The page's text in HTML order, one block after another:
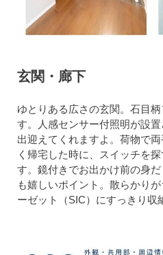
玄関・廊下
ゆとりある広さの玄関。石目
す。人感センサー付照明が設
出迎えてくれますよ。荷物で
く帰宅した時に、スイッチを
す。鏡付きでお出かけ前の身
も嬉しいポイント。散らかり
ーゼット（SIC）にすっきり収